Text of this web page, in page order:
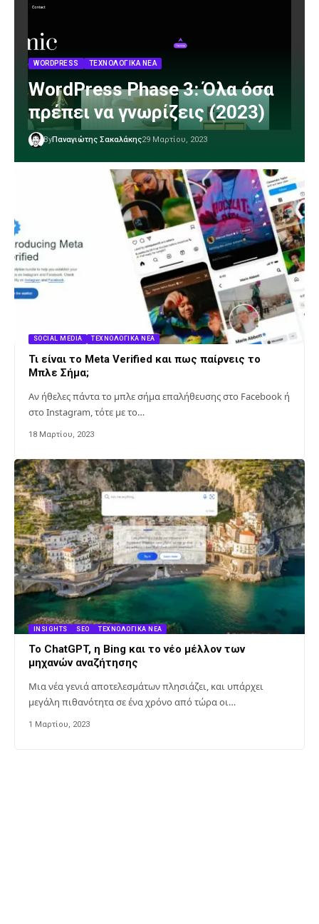
WORDPRESS ΤΕΧΝΟΛΟΓΙΚΆ ΝΈΑ
WordPress Phase 3: Όλα όσα
πρέπει να γνωρίζεις (2023)
ByΠαναγιώτης Σακαλάκης29 Μαρτίου, 2023
SOCIAL MEDIA ΤΕΧΝΟΛΟΓΙΚΆ ΝΈΑ
Τι είναι το Meta Verified και πως παίρνεις το
Μπλε Σήμα;
Αν ήθελες πάντα το μπλε σήμα επαλήθευσης στο Facebook ή
στο Instagram, τότε με το…
18 Μαρτίου, 2023
INSIGHTS SEO ΤΕΧΝΟΛΟΓΙΚΆ ΝΈΑ
Το ChatGPT, η Bing και το νέο μέλλον των
μηχανών αναζήτησης
Μια νέα γενιά αποτελεσμάτων πλησιάζει, και υπάρχει
μεγάλη πιθανότητα σε ένα χρόνο από τώρα οι…
1 Μαρτίου, 2023